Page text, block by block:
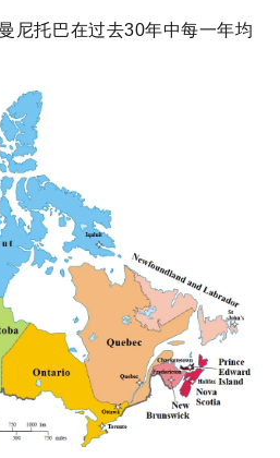
尼托巴在过去30年中每一年均